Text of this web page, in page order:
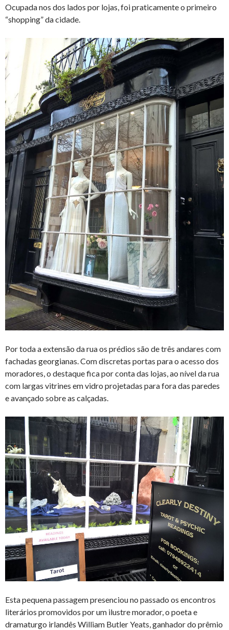
Ocupada nos dos lados por lojas, foi praticamente o primeiro
“shopping” da cidade.
Por toda a extensão da rua os prédios são de três andares com
fachadas georgianas. Com discretas portas para o acesso dos
moradores, o destaque fica por conta das lojas, ao nível da rua
com largas vitrines em vidro projetadas para fora das paredes
e avançado sobre as calçadas.
Esta pequena passagem presenciou no passado os encontros
literários promovidos por um ilustre morador, o poeta e
dramaturgo irlandês William Butler Yeats, ganhador do prêmio